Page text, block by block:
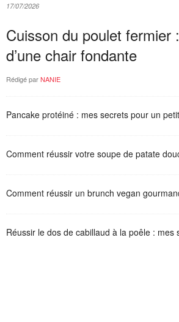
17/07/2026
Cuisson du poulet fermier
d’une chair fondante
Rédigé parNANIE
Pancake protéiné : mes secrets pour un
Comment réussir votre soupe de patate
Comment réussir un brunch vegan
Réussir le dos de cabillaud à la poêle : mes